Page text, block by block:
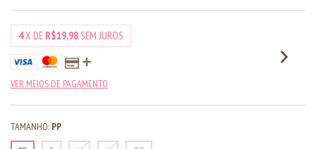
4X DE R$19,98SEM JUROS
VER MEIOS DE PAGAMENTO
TAMANHO: PP